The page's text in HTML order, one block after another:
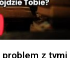
problem z tymi